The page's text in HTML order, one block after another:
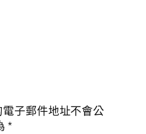
子郵件地址不會公
*